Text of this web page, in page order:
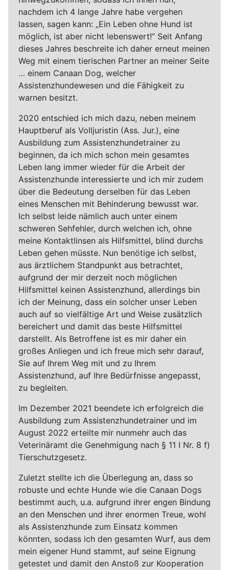
nachdem ich 4 lange Jahre habe vergehen
lassen, sagen kann: „Ein Leben ohne Hund ist
möglich, ist aber nicht lebenswert!“ Seit Anfang
dieses Jahres beschreite ich daher erneut meinen
Weg mit einem tierischen Partner an meiner Seite
… einem Canaan Dog, welcher
Assistenzhundewesen und die Fähigkeit zu
warnen besitzt.
2020 entschied ich mich dazu, neben meinem
Hauptberuf als Volljuristin (Ass. Jur.), eine
Ausbildung zum Assistenzhundetrainer zu
beginnen, da ich mich schon mein gesamtes
Leben lang immer wieder für die Arbeit der
Assistenzhunde interessierte und ich mir zudem
über die Bedeutung derselben für das Leben
eines Menschen mit Behinderung bewusst war.
Ich selbst leide nämlich auch unter einem
schweren Sehfehler, durch welchen ich, ohne
meine Kontaktlinsen als Hilfsmittel, blind durchs
Leben gehen müsste. Nun benötige ich selbst,
aus ärztlichem Standpunkt aus betrachtet,
aufgrund der mir derzeit noch möglichen
Hilfsmittel keinen Assistenzhund, allerdings bin
ich der Meinung, dass ein solcher unser Leben
auch auf so vielfältige Art und Weise zusätzlich
bereichert und damit das beste Hilfsmittel
darstellt. Als Betroffene ist es mir daher ein
großes Anliegen und ich freue mich sehr darauf,
Sie auf Ihrem Weg mit und zu Ihrem
Assistenzhund, auf Ihre Bedürfnisse angepasst,
zu begleiten.
Im Dezember 2021 beendete ich erfolgreich die
Ausbildung zum Assistenzhundetrainer und im
August 2022 erteilte mir nunmehr auch das
Veterinäramt die Genehmigung nach § 11 I Nr. 8 f)
Tierschutzgesetz.
Zuletzt stellte ich die Überlegung an, dass so
robuste und echte Hunde wie die Canaan Dogs
bestimmt auch, u.a. aufgrund ihrer engen Bindung
an den Menschen und ihrer enormen Treue, wohl
als Assistenzhunde zum Einsatz kommen
könnten, sodass ich den gesamten Wurf, aus dem
mein eigener Hund stammt, auf seine Eignung
getestet und damit den Anstoß zur Kooperation